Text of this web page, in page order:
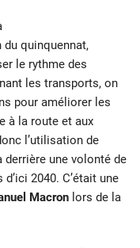
du quinquennat,
le rythme des
les transports, on
pour améliorer les
à la route et aux
l’utilisation de
une volonté de
2040. C’était une
Macron lors de la